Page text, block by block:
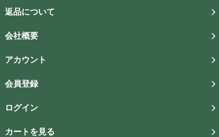
返品について
会社概要
アカウント
会員登録
ログイン
カートを見る